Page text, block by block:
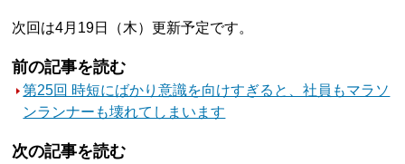
次回は4月19日（木）更新予定です。
前の記事を読む
第25回 時短にばかり意識を向けすぎると、社員もマラソ
ンランナーも壊れてしまいます
次の記事を読む